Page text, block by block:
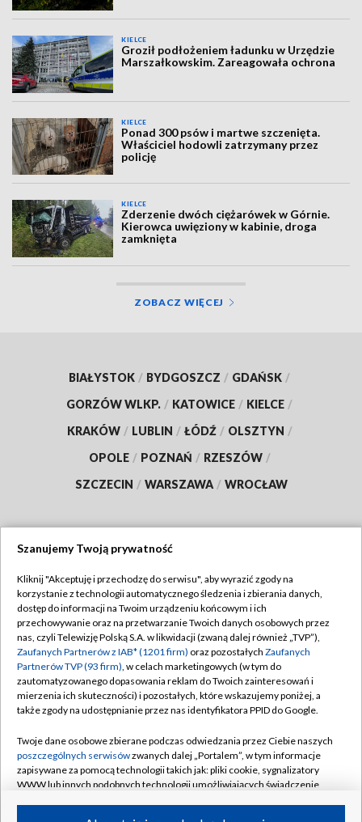
KIELCE
Groził podłożeniem ładunku w Urzędzie
Marszałkowskim. Zareagowała ochrona
KIELCE
Ponad 300 psów i martwe szczenięta.
Właściciel hodowli zatrzymany przez
policję
KIELCE
Zderzenie dwóch ciężarówek w Górnie.
Kierowca uwięziony w kabinie, droga
zamknięta
ZOBACZ WIĘCEJ
BIAŁYSTOK / BYDGOSZCZ / GDAŃSK /
GORZÓW WLKP. / KATOWICE / KIELCE /
KRAKÓW / LUBLIN / ŁÓDŹ / OLSZTYN /
OPOLE / POZNAŃ / RZESZÓW /
SZCZECIN / WARSZAWA / WROCŁAW
TVP
Abonament TVP
Emisja w TVP
Centrum informacji TVP
Naziemna Telewizja Cyfrowa
Rada Programowa
System NOS
Informacje o nadawcy
Regulamin TVP
Polityka prywatności
Moje zgody
Pomoc
Kontakt
Kanały
Szanujemy Twoją prywatność
Kliknij "Akceptuję i przechodzę do serwisu", aby wyrazić zgody na
korzystanie z technologii automatycznego śledzenia i zbierania danych,
dostęp do informacji na Twoim urządzeniu końcowym i ich
przechowywanie oraz na przetwarzanie Twoich danych osobowych przez
nas, czyli Telewizję Polską S.A. w likwidacji (zwaną dalej również „TVP”),
Zaufanych Partnerów z IAB* (1201 firm) oraz pozostałych Zaufanych
Partnerów TVP (93 firm), w celach marketingowych (w tym do
zautomatyzowanego dopasowania reklam do Twoich zainteresowań i
mierzenia ich skuteczności) i pozostałych, które wskazujemy poniżej, a
także zgody na udostępnianie przez nas identyfikatora PPID do Google.
Twoje dane osobowe zbierane podczas odwiedzania przez Ciebie naszych
poszczególnych serwisówzwanych dalej „Portalem”, w tym informacje
zapisywane za pomocą technologii takich jak: pliki cookie, sygnalizatory
WWW lub innych podobnych technologii umożliwiających świadczenie